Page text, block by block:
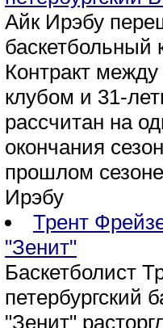
Айк Ирэбу
баскетбольный
Контракт между
клубом и 31-
рассчитан на
окончания
прошлом
Ирэбу
Трент
"Зенит"
Баскетболист
петербургский
"Зенит"